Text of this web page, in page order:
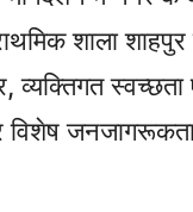
शाला शाहपुर
व्यक्तिगत
विशेष